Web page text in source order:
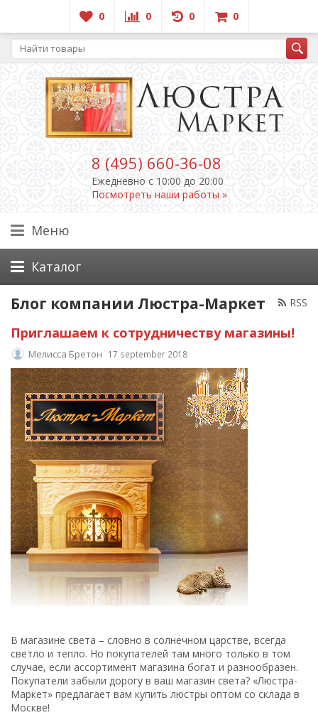
0 0 0 0
8 (495) 660-36-08
Ежедневно c 10:00 до 20:00
Посмотреть наши работы »
Меню
Каталог
RSS
Блог компании Люстра-Маркет
Приглашаем к сотрудничеству магазины!
Мелисса Бретон 17 september 2018
В магазине света – словно в солнечном царстве, всегда
светло и тепло. Но покупателей там много только в том
случае, если ассортимент магазина богат и разнообразен.
Покупатели забыли дорогу в ваш магазин света? «Люстра-
Маркет» предлагает вам купить люстры оптом со склада в
Москве!